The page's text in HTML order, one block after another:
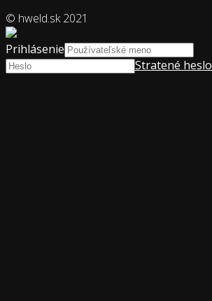
© hweld.sk 2021
Prihlásenie
Stratené heslo